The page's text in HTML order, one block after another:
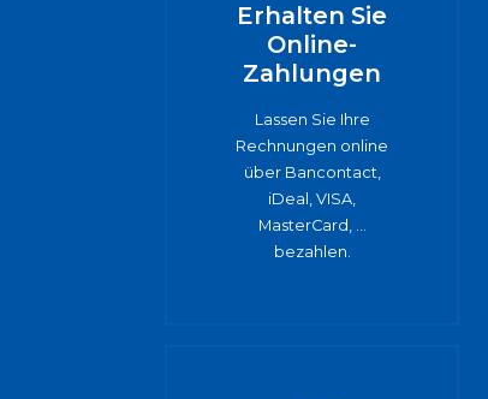
Erhalten Sie
Online-
Zahlungen
Lassen Sie Ihre
Rechnungen online
über Bancontact,
iDeal, VISA,
MasterCard, ...
bezahlen.